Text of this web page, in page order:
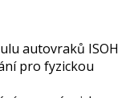
autovraků ISOH
pro fyzickou